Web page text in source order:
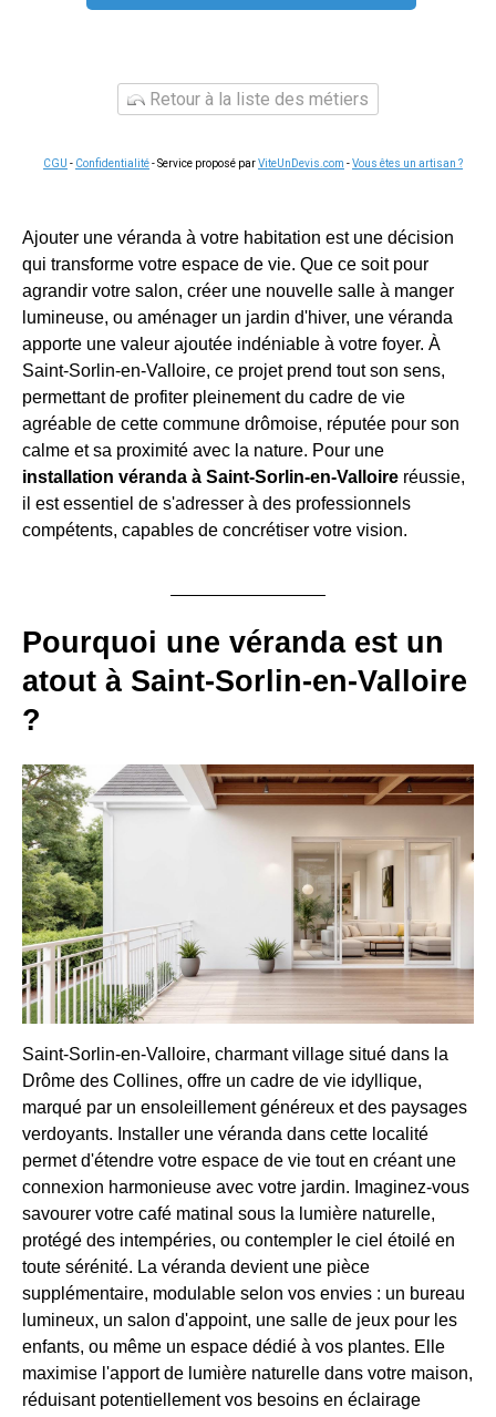
Retour à la liste des métiers
CGU - Confidentialité- Service proposé parViteUnDevis.com -Vous êtes un artisan ?
Ajouter une véranda à votre habitation est une décision
qui transforme votre espace de vie. Que ce soit pour
agrandir votre salon, créer une nouvelle salle à manger
lumineuse, ou aménager un jardin d'hiver, une véranda
apporte une valeur ajoutée indéniable à votre foyer. À
Saint-Sorlin-en-Valloire, ce projet prend tout son sens,
permettant de profiter pleinement du cadre de vie
agréable de cette commune drômoise, réputée pour son
calme et sa proximité avec la nature. Pour une
installation véranda à Saint-Sorlin-en-Valloire réussie,
il est essentiel de s'adresser à des professionnels
compétents, capables de concrétiser votre vision.
Pourquoi une véranda est un
atout à Saint-Sorlin-en-Valloire
?
Saint-Sorlin-en-Valloire, charmant village situé dans la
Drôme des Collines, offre un cadre de vie idyllique,
marqué par un ensoleillement généreux et des paysages
verdoyants. Installer une véranda dans cette localité
permet d'étendre votre espace de vie tout en créant une
connexion harmonieuse avec votre jardin. Imaginez-vous
savourer votre café matinal sous la lumière naturelle,
protégé des intempéries, ou contempler le ciel étoilé en
toute sérénité. La véranda devient une pièce
supplémentaire, modulable selon vos envies : un bureau
lumineux, un salon d'appoint, une salle de jeux pour les
enfants, ou même un espace dédié à vos plantes. Elle
maximise l'apport de lumière naturelle dans votre maison,
réduisant potentiellement vos besoins en éclairage